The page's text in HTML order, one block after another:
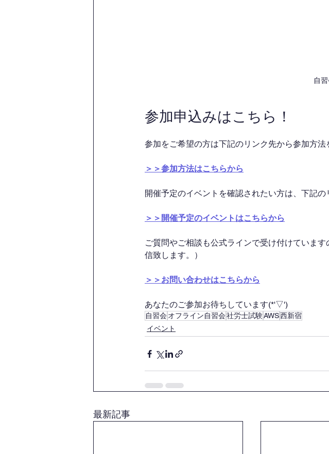
自
参加申込みはこちら！
参加をご希望の方は下記のリンク先から参加方法
＞＞参加方法はこちらから
開催予定のイベントを確認されたい方は、下記の
＞＞開催予定のイベントはこちらから
ご質問やご相談も公式ラインで受け付けていま
信致します。）
＞＞お問い合わせはこちらから
あなたのご参加お待ちしています(*'▽')
自習会オフライン自習会社労士試験AWS西新宿
イベント
最新記事